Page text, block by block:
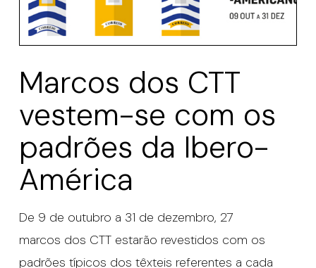
Marcos dos CTT
vestem-se com os
padrões da Ibero-
América
De 9 de outubro a 31 de dezembro, 27
marcos dos CTT estarão revestidos com os
padrões típicos dos têxteis referentes a cada